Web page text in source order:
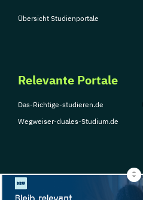
Übersicht Studienportale
Relevante Portale
Das-Richtige-studieren.de
Wegweiser-duales-Studium.de